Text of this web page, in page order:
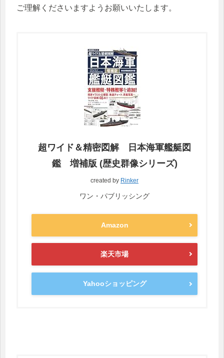
ご理解くださいますようお願いいたします。
超ワイド＆精密図解 日本海軍艦艇図
鑑 増補版 (歴史群像シリーズ)
created by Rinker
ワン・パブリッシング
Amazon
楽天市場
Yahooショッピング